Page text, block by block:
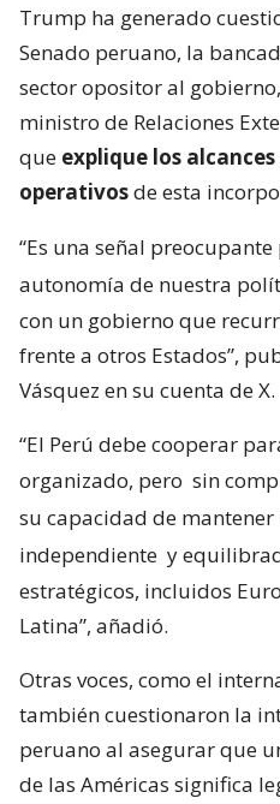
Trump ha generado
Senado peruano, la
sector opositor al
ministro de Relaciones
que explique los
operativosde esta
“Es una señal
autonomía de nuestra
con un gobierno que
frente a otros Estados”,
Vásquez en su cuenta de X.
“El Perú debe cooperar
organizado, pero sin
su capacidad de
independiente y
estratégicos, incluidos
Latina”, añadió.
Otras voces, como el
también cuestionaron la
peruano al asegurar que
de las Américas significa